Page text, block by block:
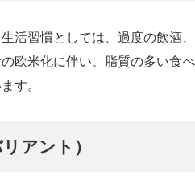
活習慣としては、過度の飲酒、
欧米化に伴い、脂質の多い食
す。
アント）